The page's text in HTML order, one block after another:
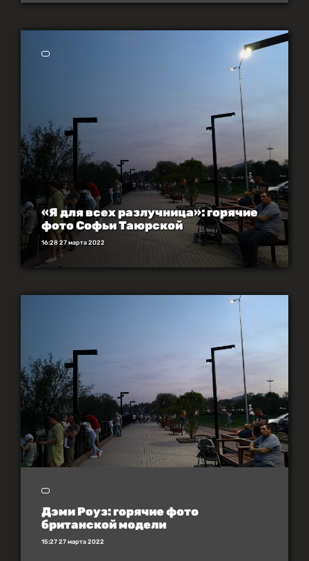
«Я для всех разлучница»: горячие
фото Софьи Таюрской
16:28 27 марта 2022
Дэми Роуз: горячие фото
британской модели
15:27 27 марта 2022